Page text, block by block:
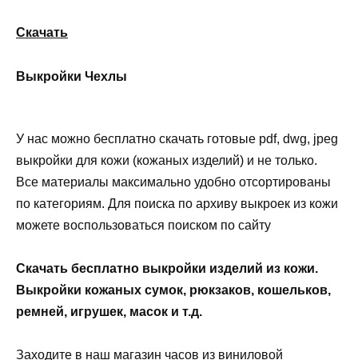
Скачать
Выкройки Чехлы
У нас можно бесплатно скачать готовые pdf, dwg, jpeg
выкройки для кожи (кожаных изделий) и не только.
Все материалы максимально удобно отсортированы
по категориям. Для поиска по архиву выкроек из кожи
можете воспользоваться поиском по сайту
Скачать бесплатно выкройки изделий из кожи.
Выкройки кожаных сумок, рюкзаков, кошельков,
ремней, игрушек, масок и т.д.
Заходите в наш магазин часов из виниловой